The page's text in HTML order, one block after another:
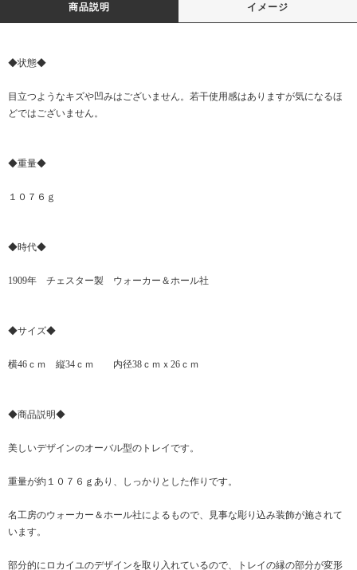
商品説明 イメージ
◆状態◆
目立つようなキズや凹みはございません。若干使用感はありますが気になるほ
どではございません。
◆重量◆
１０７６ｇ
◆時代◆
1909年 チェスター製 ウォーカー＆ホール社
◆サイズ◆
横46ｃｍ 縦34ｃｍ 内径38ｃｍｘ26ｃｍ
◆商品説明◆
美しいデザインのオーバル型のトレイです。
重量が約１０７６ｇあり、しっかりとした作りです。
名工房のウォーカー＆ホール社によるもので、見事な彫り込み装飾が施されて
います。
部分的にロカイユのデザインを取り入れているので、トレイの縁の部分が変形